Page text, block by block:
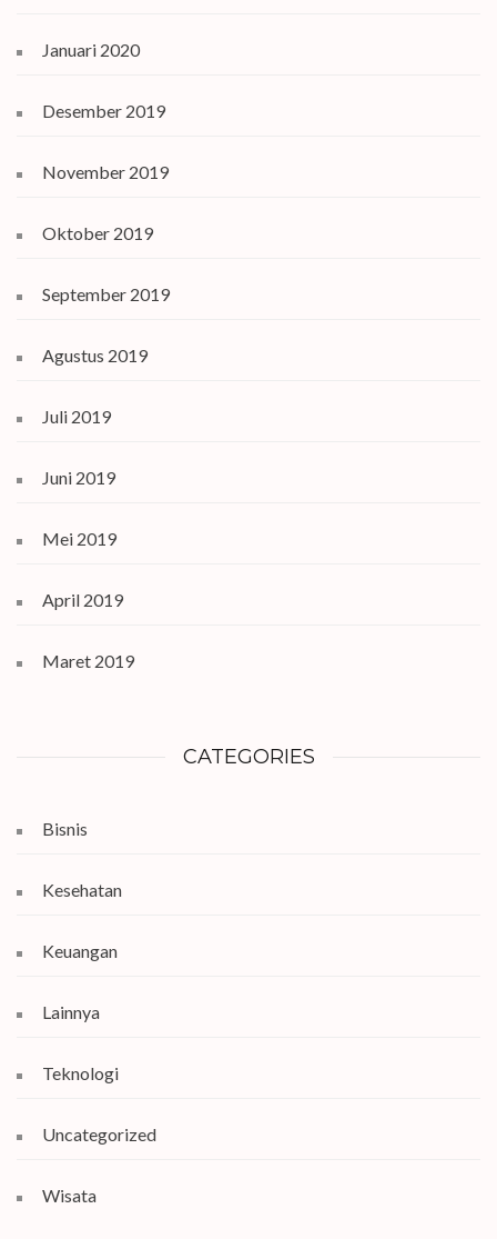
Januari 2020
Desember 2019
November 2019
Oktober 2019
September 2019
Agustus 2019
Juli 2019
Juni 2019
Mei 2019
April 2019
Maret 2019
CATEGORIES
Bisnis
Kesehatan
Keuangan
Lainnya
Teknologi
Uncategorized
Wisata